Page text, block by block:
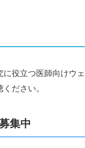
役立つ医師向けウ
ださい。
集中